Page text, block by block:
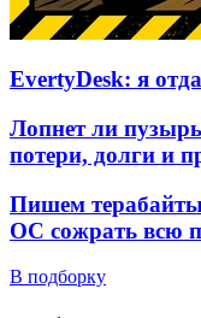
EvertyDesk: я
Лопнет ли
потери, долги и
Пишем терабайты
ОС сожрать всю
В подборку